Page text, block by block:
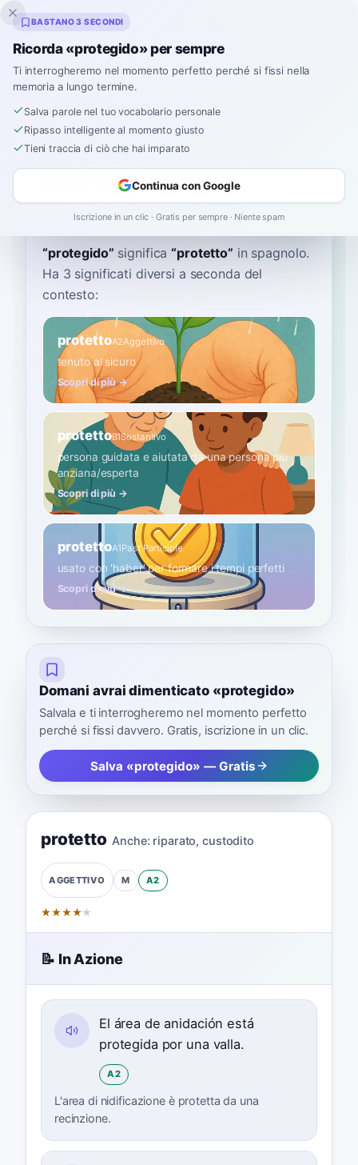
Inklingo
Home›Spagnolo›Dizionario›protegido
protegido
proh-teh-HEE-doh pɾoteˈxiðo
“protegido” significa “protetto” in spagnolo.
Ha 3 significati diversi a seconda del
contesto:
protettoA2Aggettivo
tenuto al sicuro
Scopri di più →
protettoB1Sostantivo
persona guidata e aiutata da una persona più
anziana/esperta
Scopri di più →
protettoA1Past Participle
usato con 'haber' per formare i tempi perfetti
Scopri di più →
Domani avrai dimenticato «protegido»
Salvala e ti interrogheremo nel momento perfetto
perché si fissi davvero. Gratis, iscrizione in un clic.
Salva «protegido» — Gratis
protetto Anche: riparato,custodito
AGGETTIVO M A2
★★★★★
📝 In Azione
El área de anidación está
protegida por una valla.
A2
L'area di nidificazione è protetta da una
recinzione.
BASTANO 3 SECONDI
Ricorda «protegido» per sempre
Ti interrogheremo nel momento perfetto perché si fissi nella
memoria a lungo termine.
Salva parole nel tuo vocabolario personale
Ripasso intelligente al momento giusto
Tieni traccia di ciò che hai imparato
Continua con Google
Iscrizione in un clic · Gratis per sempre · Niente spam